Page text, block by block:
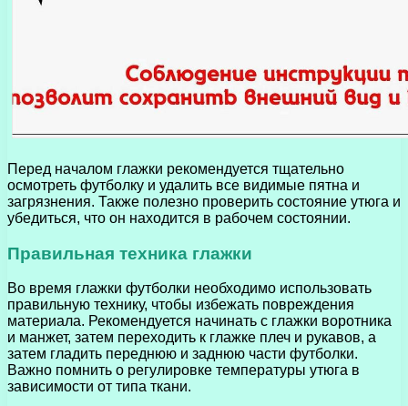
Перед началом глажки рекомендуется тщательно
осмотреть футболку и удалить все видимые пятна и
загрязнения. Также полезно проверить состояние утюга и
убедиться, что он находится в рабочем состоянии.
Правильная техника глажки
Во время глажки футболки необходимо использовать
правильную технику, чтобы избежать повреждения
материала. Рекомендуется начинать с глажки воротника
и манжет, затем переходить к глажке плеч и рукавов, а
затем гладить переднюю и заднюю части футболки.
Важно помнить о регулировке температуры утюга в
зависимости от типа ткани.